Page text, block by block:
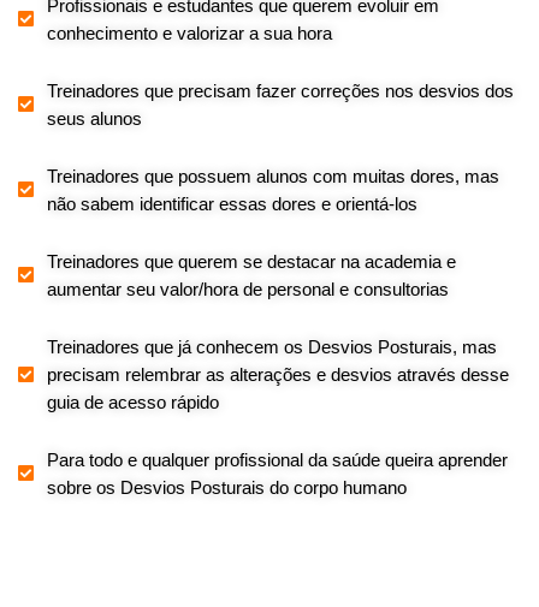
Profissionais e estudantes que querem evoluir em
conhecimento e valorizar a sua hora
Treinadores que precisam fazer correções nos desvios dos
seus alunos
Treinadores que possuem alunos com muitas dores, mas
não sabem identificar essas dores e orientá-los
Treinadores que querem se destacar na academia e
aumentar seu valor/hora de personal e consultorias
Treinadores que já conhecem os Desvios Posturais, mas
precisam relembrar as alterações e desvios através desse
guia de acesso rápido
Para todo e qualquer profissional da saúde queira aprender
sobre os Desvios Posturais do corpo humano